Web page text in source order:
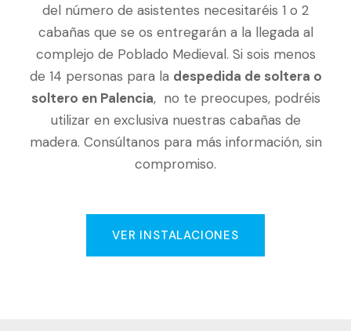
del número de asistentes necesitaréis 1 o 2
cabañas que se os entregarán a la llegada al
complejo de Poblado Medieval. Si sois menos
de 14 personas para la despedida de soltera o
soltero en Palencia, no te preocupes, podréis
utilizar en exclusiva nuestras cabañas de
madera. Consúltanos para más información, sin
compromiso.
VER INSTALACIONES